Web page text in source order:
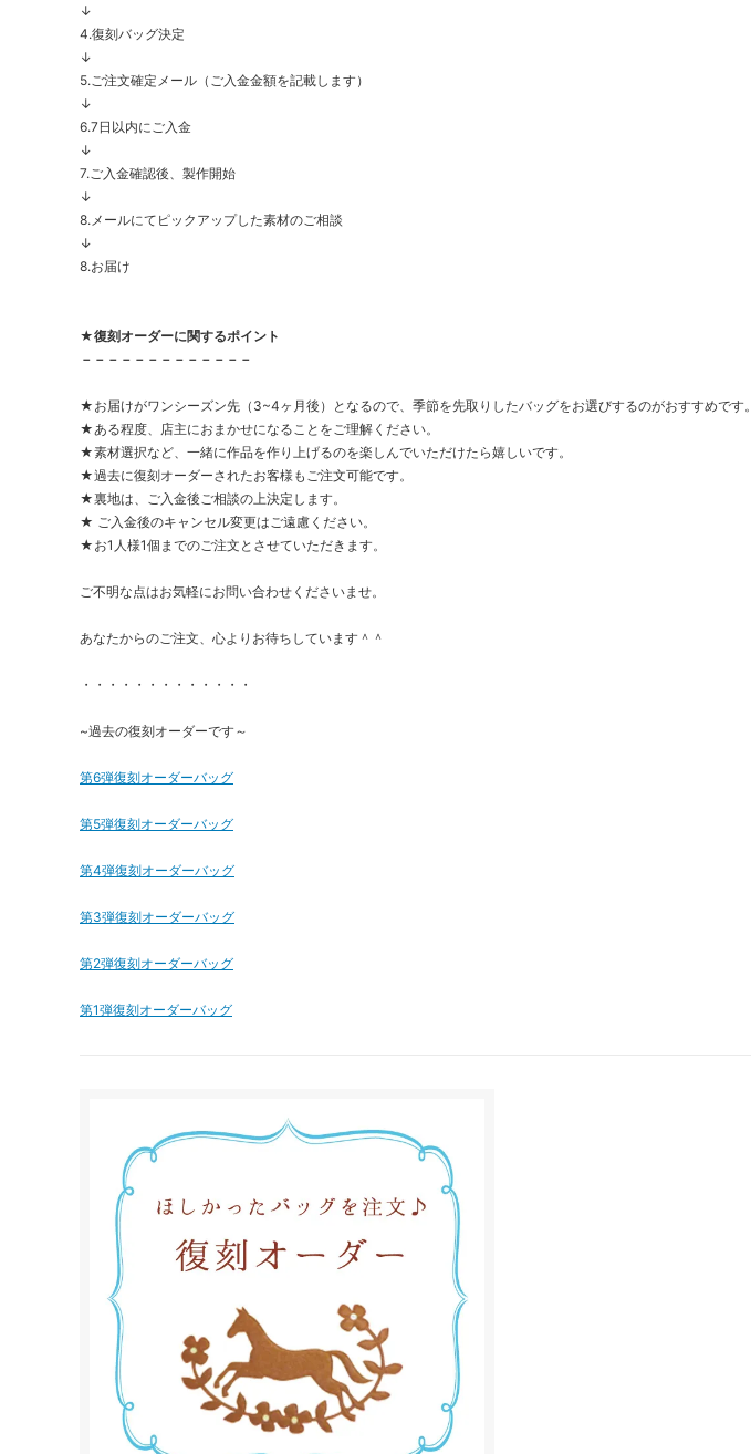
↓
4.復刻バッグ決定
↓
5.ご注文確定メール（ご入金金額を記載します）
↓
6.7日以内にご入金
↓
7.ご入金確認後、製作開始
↓
8.メールにてピックアップした素材のご相談
↓
8.お届け
★復刻オーダーに関するポイント
－－－－－－－－－－－－－
★お届けがワンシーズン先（3~4ヶ月後）となるので、季節を先取りしたバッグをお選びするのがおすすめです。
★ある程度、店主におまかせになることをご理解ください。
★素材選択など、一緒に作品を作り上げるのを楽しんでいただけたら嬉しいです。
★過去に復刻オーダーされたお客様もご注文可能です。
★裏地は、ご入金後ご相談の上決定します。
★ ご入金後のキャンセル変更はご遠慮ください。
★お1人様1個までのご注文とさせていただきます。
ご不明な点はお気軽にお問い合わせくださいませ。
あなたからのご注文、心よりお待ちしています＾＾
・・・・・・・・・・・・・
~過去の復刻オーダーです～
第6弾復刻オーダーバッグ
第5弾復刻オーダーバッグ
第4弾復刻オーダーバッグ
第3弾復刻オーダーバッグ
第2弾復刻オーダーバッグ
第1弾復刻オーダーバッグ